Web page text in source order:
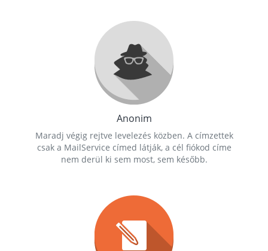
Anonim
Maradj végig rejtve levelezés közben. A címzettek
csak a MailService címed látják, a cél fiókod címe
nem derül ki sem most, sem később.